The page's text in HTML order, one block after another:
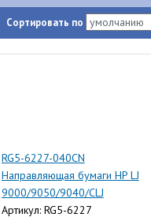
Сортировать по
RG5-6227-040CN
Направляющая бумаги HP LJ
9000/9050/9040/CLJ
9500/M830/M806 (O)
Артикул: RG5-6227